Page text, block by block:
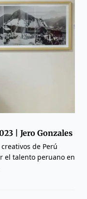
| Jero Gonzales
de Perú
el talento peruano en